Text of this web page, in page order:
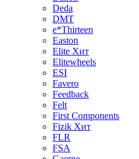
Deda
DMT
e*Thirteen
Easton
Elite Хит
Elitewheels
ESI
Favero
Feedback
Felt
First Components
Fizik Хит
FLR
FSA